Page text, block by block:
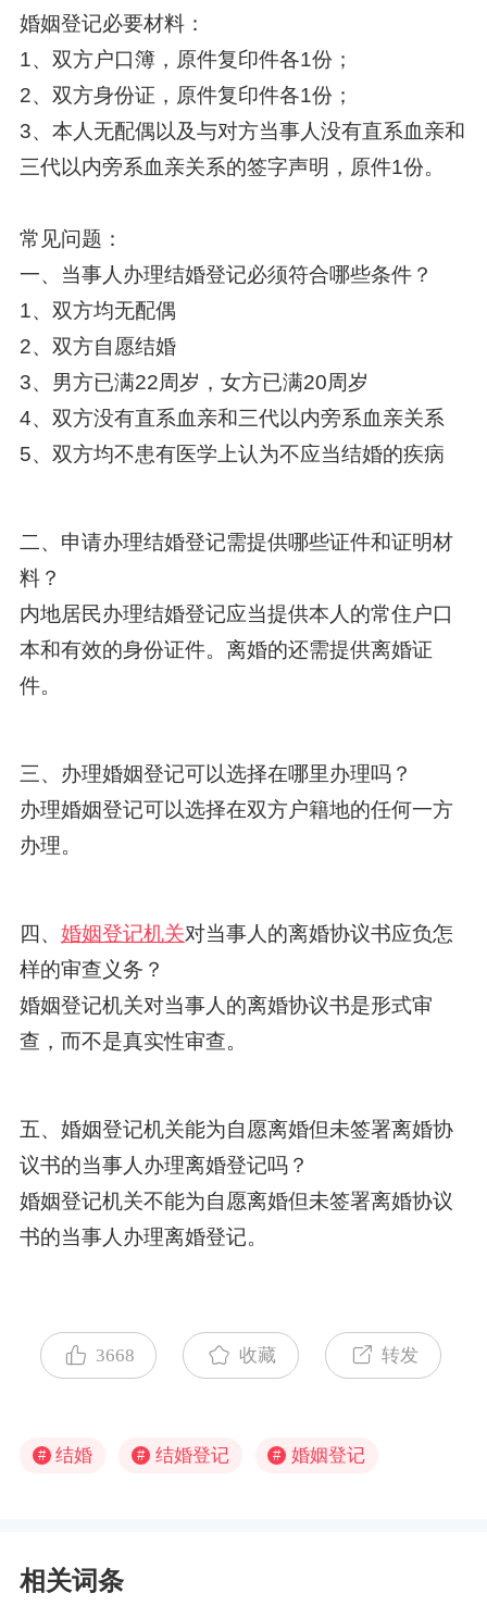
婚姻登记必要材料：
1、双方户口簿，原件复印件各1份；
2、双方身份证，原件复印件各1份；
3、本人无配偶以及与对方当事人没有直系血亲和
三代以内旁系血亲关系的签字声明，原件1份。
常见问题：
一、当事人办理结婚登记必须符合哪些条件？
1、双方均无配偶
2、双方自愿结婚
3、男方已满22周岁，女方已满20周岁
4、双方没有直系血亲和三代以内旁系血亲关系
5、双方均不患有医学上认为不应当结婚的疾病
二、申请办理结婚登记需提供哪些证件和证明材
料？
内地居民办理结婚登记应当提供本人的常住户口
本和有效的身份证件。离婚的还需提供离婚证
件。
三、办理婚姻登记可以选择在哪里办理吗？
办理婚姻登记可以选择在双方户籍地的任何一方
办理。
四、 婚姻登记机关对当事人的离婚协议书应负怎
样的审查义务？
婚姻登记机关对当事人的离婚协议书是形式审
查，而不是真实性审查。
五、婚姻登记机关能为自愿离婚但未签署离婚协
议书的当事人办理离婚登记吗？
婚姻登记机关不能为自愿离婚但未签署离婚协议
书的当事人办理离婚登记。
3668 收藏 转发
# 结婚 # 结婚登记 # 婚姻登记
相关词条